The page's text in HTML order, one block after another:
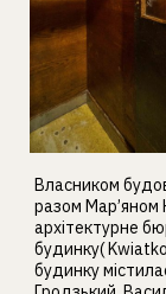
Власником
разом Мар’яном
архітектурне
будинку(
будинку